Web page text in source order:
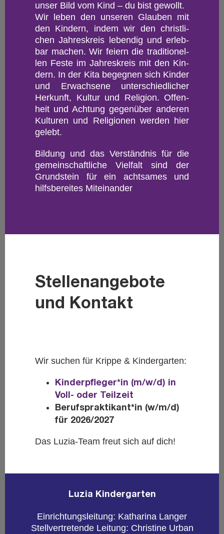
unser Bild vom Kind – du bist ge­wollt.
Wir leben den un­se­ren Glau­ben mit
den Kin­dern, indem wir den christ­li­
chen Jah­res­kreis le­ben­dig und er­leb­
bar ma­chen. Wir fei­ern die tra­di­tio­nel­
len Feste im Jah­res­kreis mit den Kin­
dern. In der Kita be­geg­nen sich Kin­der
und Er­wach­se­ne un­ter­schied­li­cher
Her­kunft, Kul­tur und Re­li­gi­on. Of­fen­
heit und Ach­tung ge­gen­über an­de­ren
Kul­tu­ren und Re­li­gio­nen wer­den hier
ge­lebt.
Bil­dung und das Ver­ständ­nis für die
ge­mein­schaft­li­che Viel­falt sind der
Grund­stein für ein acht­sa­mes und
hilfs­be­rei­tes Mit­ein­an­der
Stellenangebote
und Kontakt
Wir su­chen für Krip­pe & Kin­der­gar­ten:
Kin­der­pfle­ger*in (m/w/d) in
Voll- oder Teil­zeit
Be­rufs­prak­ti­kant*in (w/m/d)
für 2026/2027
Das Lu­zia-Team freut sich auf dich!
Luzia Kin­der­gar­ten
Ein­rich­tungs­lei­tung: Ka­tha­ri­na Lan­ger
Stell­ver­tre­ten­de Lei­tung: Chris­ti­ne Urban